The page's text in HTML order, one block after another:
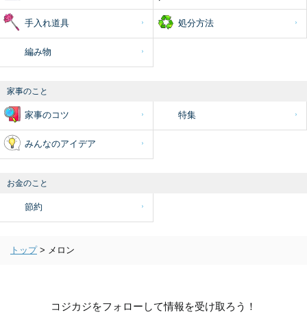
手入れ道具 処分方法
編み物
家事のこと
家事のコツ 特集
みんなのアイデア
お金のこと
節約
トップ > メロン
コジカジをフォローして情報を受け取ろう！